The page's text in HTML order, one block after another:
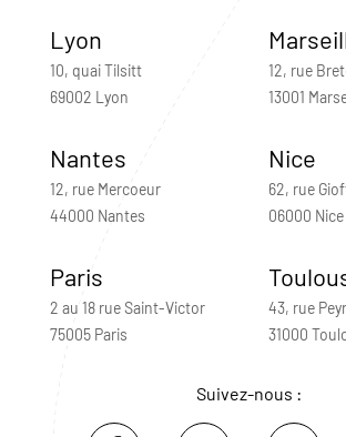
Lyon
10, quai Tilsitt
69002 Lyon
12, rue
13001
Nantes
12, rue Mercoeur
44000 Nantes
Nice
62, rue
06000 Nice
Paris
2 au 18 rue Saint-Victor
75005 Paris
43, rue
31000
Suivez-nous :